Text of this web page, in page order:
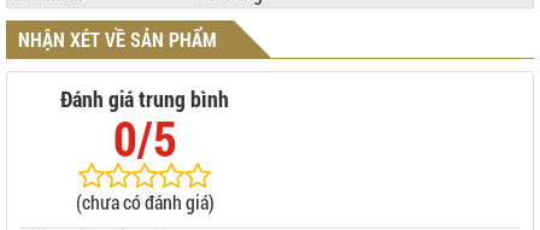
NHẬN XÉT VỀ SẢN PHẨM
Đánh giá trung bình
0/5
(chưa có đánh giá)